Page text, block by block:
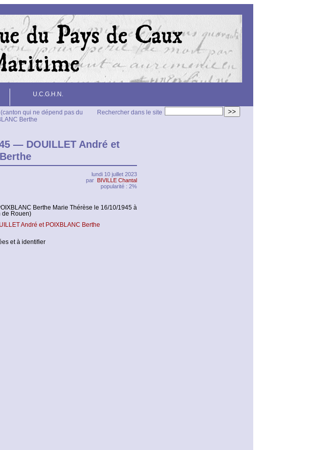
U.C.G.H.N.
>>
Rechercher dans le site
qui ne dépend pas du
Berthe
— DOUILLET André et
lundi 10 juillet 2023
par BIVILLE Chantal
popularité : 2%
Berthe Marie Thérèse le 16/10/1945 à
de Rouen)
et à identifier